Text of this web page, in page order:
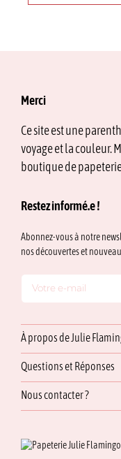
options
choisies
sur
la
produit
Merci
Ce site est une
voyage et la couleur.
boutique de
Restez informé.e !
Abonnez-vous à notre
nos découvertes et
À propos de Julie
Questions et Réponses
Nous contacter ?